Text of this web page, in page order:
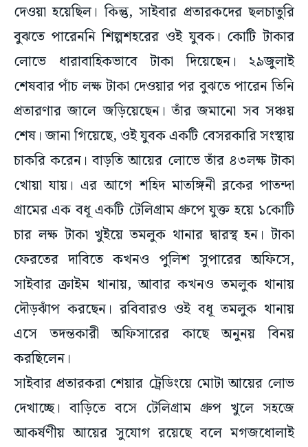
দেওয়া হয়েছিল। কিন্তু, সাইবার প্রতারকদের ছলচাতুরি
বুঝতে পারেননি শিল্পশহরের ওই যুবক। কোটি টাকার
লোভে ধারাবাহিকভাবে টাকা দিয়েছেন। ২৯জুলাই
শেষবার পাঁচ লক্ষ টাকা দেওয়ার পর বুঝতে পারেন তিনি
প্রতারণার জালে জড়িয়েছেন। তাঁর জমানো সব সঞ্চয়
শেষ। জানা গিয়েছে, ওই যুবক একটি বেসরকারি সংস্থায়
চাকরি করেন। বাড়তি আয়ের লোভে তাঁর ৪৩লক্ষ টাকা
খোয়া যায়। এর আগে শহিদ মাতঙ্গিনী ব্লকের পাতন্দা
গ্রামের এক বধূ একটি টেলিগ্রাম গ্রুপে যুক্ত হয়ে ১কোটি
চার লক্ষ টাকা খুইয়ে তমলুক থানার দ্বারস্থ হন। টাকা
ফেরতের দাবিতে কখনও পুলিশ সুপারের অফিসে,
সাইবার ক্রাইম থানায়, আবার কখনও তমলুক থানায়
দৌড়ঝাঁপ করছেন। রবিবারও ওই বধূ তমলুক থানায়
এসে তদন্তকারী অফিসারের কাছে অনুনয় বিনয়
করছিলেন।
সাইবার প্রতারকরা শেয়ার ট্রেডিংয়ে মোটা আয়ের লোভ
দেখাচ্ছে। বাড়িতে বসে টেলিগ্রাম গ্রুপ খুলে সহজে
আকর্ষণীয় আয়ের সুযোগ রয়েছে বলে মগজধোলাই